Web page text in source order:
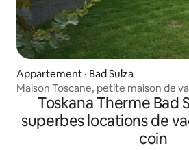
Appartement · Bad Sulza
Maison Toscane, petite maison de
toscanToskana Therme Bad
superbes locations de
coin